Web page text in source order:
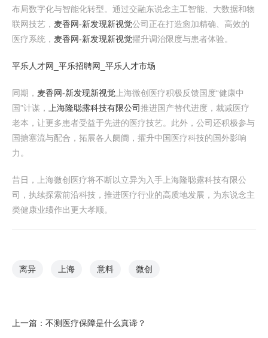
布局数字化与智能化转型。通过交融东说念主工智能、大数据和物
联网技艺， 麦香网-新发现新视觉公司正在打造愈加精确、高效的
医疗系统， 麦香网-新发现新视觉擢升调治限度与患者体验。
平乐人才网_平乐招聘网_平乐人才市场
同期， 麦香网-新发现新视觉 上海微创医疗积极反馈国度“健康中
国”计谋，
上海隆聪露科技有限公司推进国产替代进度，裁减医疗
老本，让更多患者受益于先进的医疗技艺。此外，公司还积极参与
国搪塞流与配合，拓展各人阛阓，擢升中国医疗科技的国外影响
力。
昔日，上海微创医疗将不断以立异为入手上海隆聪露科技有限公
司，执续探索前沿科技，推进医疗行业的高质地发展，为东说念主
类健康业绩作出更大孝顺。
离异 上海 意料 微创
上一篇： 不测医疗保障是什么真谛？